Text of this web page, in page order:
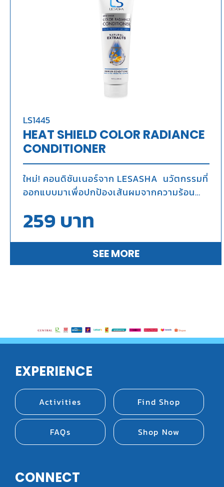
LS1445
HEAT SHIELD COLOR RADIANCE
CONDITIONER
ใหม่! คอนดิชันเนอร์จาก LESASHA นวัตกรรมที่
ออกแบบมาเพื่อปกป้องเส้นผมจากความร้อน
259 บาท
SEE MORE
EXPERIENCE
Activities
FAQs
Find Shop
Shop Now
CONNECT